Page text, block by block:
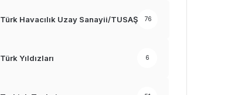
Türk Havacılık Uzay Sanayii/TUSAŞ 76
Türk Yıldızları 6